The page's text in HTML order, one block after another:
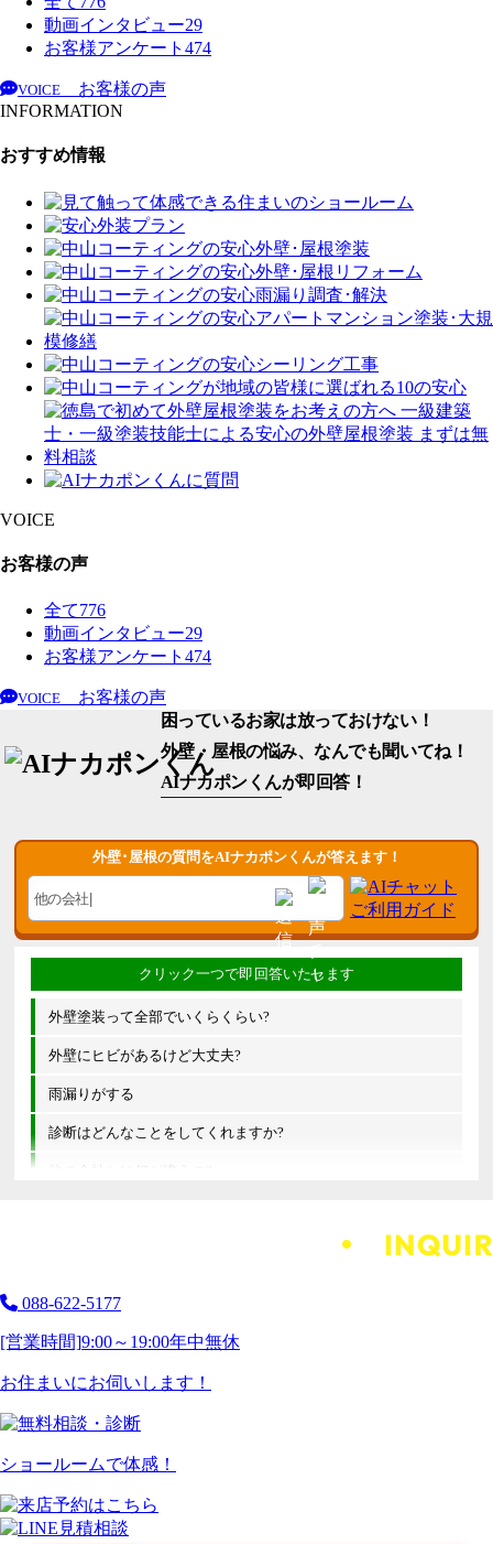
動画インタビュー29
お客様アンケート 474
VOICE
お客様の声
INFORMATION
おすすめ情報
VOICE
お客様の声
全て776
動画インタビュー29
お客様アンケート 474
VOICE
お客様の声
困っているお家は放っておけない！
外壁・屋根の悩み、なんでも聞いてね！
AIナカポンくんが即回答！
外壁･屋根の質問をAIナカポンくんが答えます！
外壁塗装って全部でいくらくらい?
外壁にヒビがあるけど大丈夫?
雨漏りがする
診断はどんなことをしてくれますか?
他の会社とは何が違うの?
088-622-5177
[営業時間]9:00～19:00年中無休
お住まいにお伺いします！
ショールームで体感！